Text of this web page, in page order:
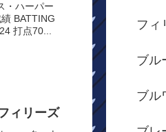
・ハーパー
BATTING
打点70...
ィリーズ
フィ
ブル
ブル